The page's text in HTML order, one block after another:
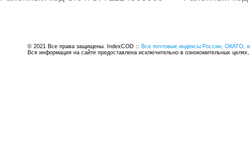
© 2021 Все права защищены. IndexCOD :: Все почтовые индексы России, ОКАТО,
Вся информация на сайте предоставлена исключительно в ознокомительных